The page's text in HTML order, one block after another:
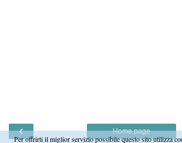
Per offrirti il miglior servizio possibile questo sito utilizza
‹ Home page